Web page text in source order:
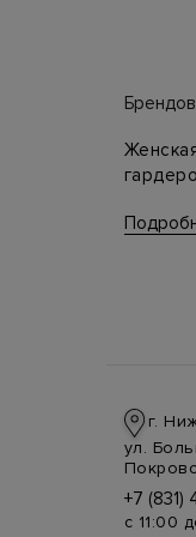
ЗАДАЧА
г.
ул.
+7 (831)
+7 (831)
с 11:00